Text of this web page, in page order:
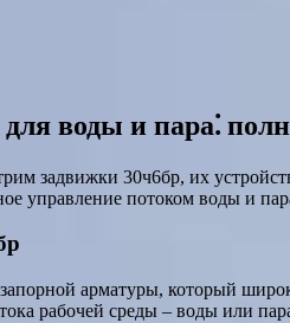
воды и пара⁚
задвижки 30ч6бр, их
управление потоком воды и
арматуры, который
рабочей среды – воды или